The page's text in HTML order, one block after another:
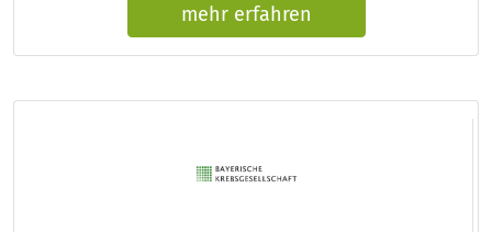
mehr erfahren